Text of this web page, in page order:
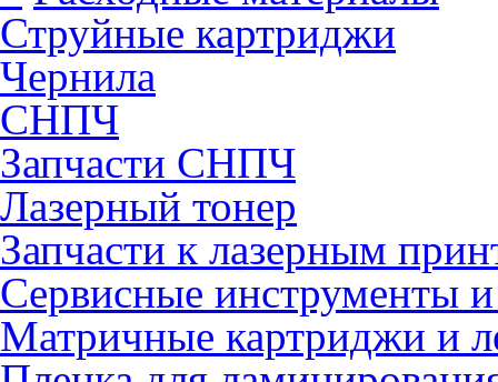
Струйные картриджи
Чернила
СНПЧ
Запчасти СНПЧ
Лазерный тонер
Запчасти к лазерным
Сервисные инструменты
Матричные картриджи и